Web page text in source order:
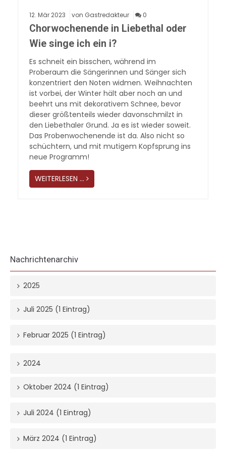
12. Mär 2023 von Gastredakteur 0
Chorwochenende in Liebethal oder
Wie singe ich ein i?
Es schneit ein bisschen, während im
Proberaum die Sängerinnen und Sänger sich
konzentriert den Noten widmen. Weihnachten
ist vorbei, der Winter hält aber noch an und
beehrt uns mit dekorativem Schnee, bevor
dieser größtenteils wieder davonschmilzt in
den Liebethaler Grund. Ja es ist wieder soweit.
Das Probenwochenende ist da. Also nicht so
schüchtern, und mit mutigem Kopfsprung ins
neue Programm!
WEITERLESEN …
Nachrichtenarchiv
2025
Juli 2025 (1 Eintrag)
Februar 2025 (1 Eintrag)
2024
Oktober 2024 (1 Eintrag)
Juli 2024 (1 Eintrag)
März 2024 (1 Eintrag)